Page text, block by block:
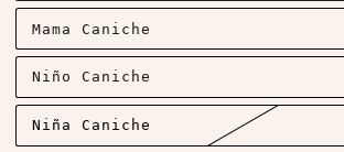
Mama Caniche
Niño Caniche
Niña Caniche